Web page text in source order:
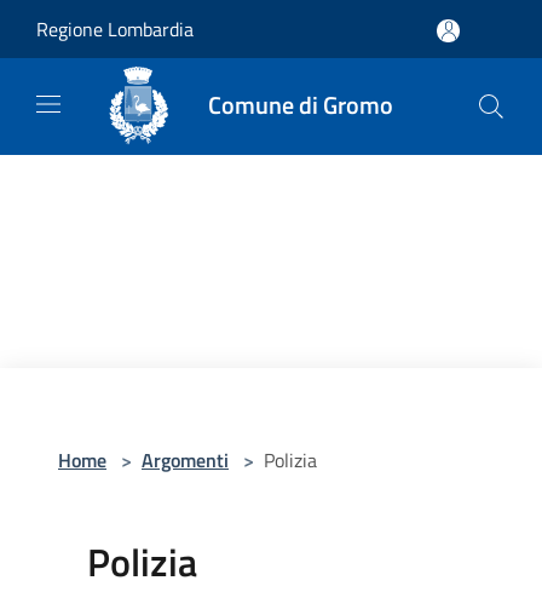
Regione Lombardia
Comune di Gromo
Home > Argomenti > Polizia
Polizia